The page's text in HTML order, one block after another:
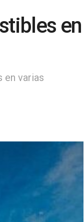
en
en varias